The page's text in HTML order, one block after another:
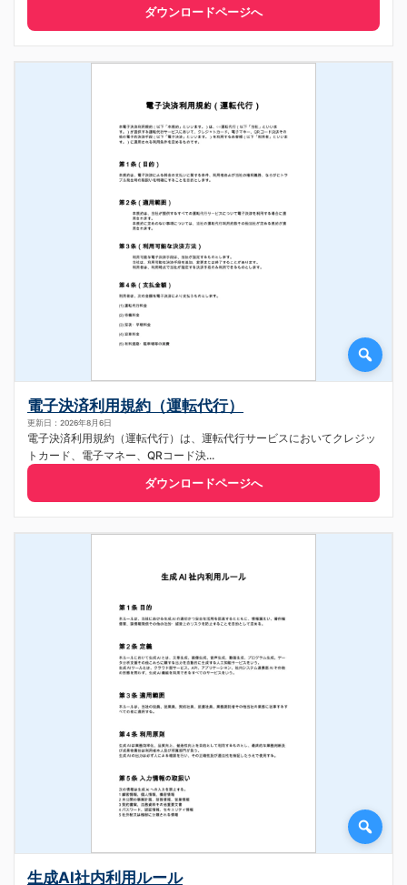
ダウンロードページへ
電子決済利用規約（運転代行）
更新日：2026年8月6日
電子決済利用規約（運転代行）は、運転代行サービスにおいてクレジッ
トカード、電子マネー、QRコード決...
ダウンロードページへ
生成AI社内利用ルール